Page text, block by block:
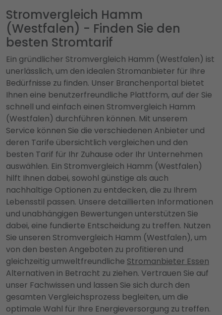
Stromvergleich Hamm
(Westfalen) - Finden Sie den
besten Stromtarif
Ein gründlicher Stromvergleich Hamm (Westfalen) ist
unerlässlich, um den idealen Stromanbieter für Ihre
Bedürfnisse zu finden. Unser Branchenportal bietet
Ihnen eine benutzerfreundliche Plattform, auf der Sie
schnell und einfach einen Stromvergleich Hamm
(Westfalen) durchführen können. Mit unserem
Service können Sie die verschiedenen Anbieter und
deren Tarife übersichtlich vergleichen und den
besten Tarif für Ihr Zuhause oder Ihr Unternehmen
auswählen. Ein Stromvergleich Hamm (Westfalen)
hilft Ihnen dabei, sowohl günstige als auch
nachhaltige Optionen zu entdecken, die zu Ihrem
Lebensstil passen. Unsere detaillierten Informationen
und unabhängigen Bewertungen unterstützen Sie
dabei, eine fundierte Entscheidung zu treffen. Nutzen
Sie unseren Stromvergleich Hamm (Westfalen), um
von den besten Angeboten zu profitieren und
gleichzeitig umweltfreundliche Stromanbieter Essen
Alternativen in Betracht zu ziehen. Vertrauen Sie auf
unser Fachwissen und lassen Sie sich durch den
gesamten Vergleichsprozess begleiten, um die
optimale Wahl für Ihre Energieversorgung zu treffen.